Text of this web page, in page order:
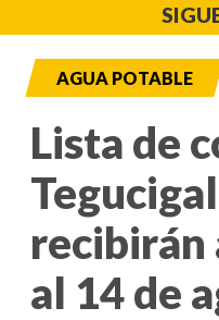
AGUA POTABLE
Lista de
recibirán
al 14 de